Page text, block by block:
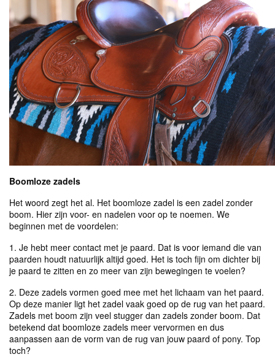
Boomloze zadels
Het woord zegt het al. Het boomloze zadel is een zadel zonder
boom. Hier zijn voor- en nadelen voor op te noemen. We
beginnen met de voordelen:
1. Je hebt meer contact met je paard. Dat is voor iemand die van
paarden houdt natuurlijk altijd goed. Het is toch fijn om dichter bij
je paard te zitten en zo meer van zijn bewegingen te voelen?
2. Deze zadels vormen goed mee met het lichaam van het paard.
Op deze manier ligt het zadel vaak goed op de rug van het paard.
Zadels met boom zijn veel stugger dan zadels zonder boom. Dat
betekend dat boomloze zadels meer vervormen en dus
aanpassen aan de vorm van de rug van jouw paard of pony. Top
toch?